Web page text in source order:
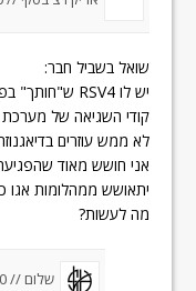
שואל בשביל חבר:
יש לו RSV4 ש"חותך" בפתיחת מצערת ברגע שעובר לידו MT10.
קודי השגיאה של מערכת GUZZIDIAG
לא ממש עוזרים
אני חושש מאוד
יתאושש ממהלומות אגו
מה לעשות?
שלום //